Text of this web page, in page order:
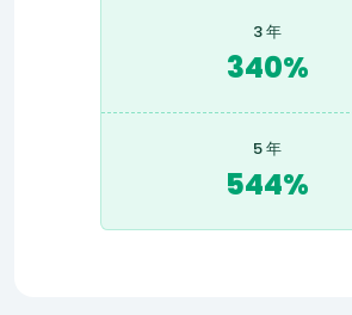
3 年
340%
5 年
544%